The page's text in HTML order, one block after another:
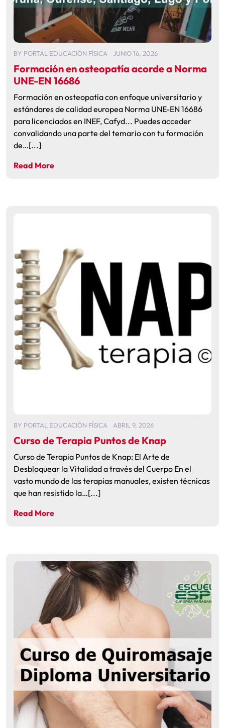
BY PORTAL EDUCACIÓN FÍSICA JUNIO 16, 2026
Formación en osteopatía acorde a Norma
UNE-EN 16686
Formación en osteopatía con enfoque universitario y
estándares de calidad europea Norma UNE-EN 16686
para licenciados en INEF, Cafyd... Puedes acceder
convalidando una parte del temario con tu formación
de…[...]
Read More
BY PORTAL EDUCACIÓN FÍSICA ABRIL 9, 2026
Curso de Terapia Puntos de Knap
Curso de Terapia Puntos de Knap: El Arte de
Desbloquear la Vitalidad a través del Cuerpo En el
vasto mundo de las terapias manuales, existen técnicas
que han resistido la…[...]
Read More